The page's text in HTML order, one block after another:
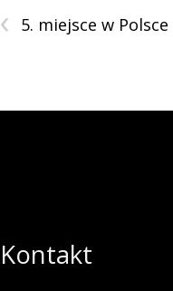
‹ 5. miejsce w
Kontakt